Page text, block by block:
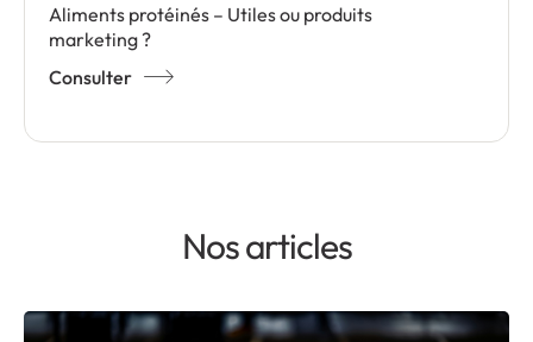
Aliments protéinés – Utiles ou produits
marketing ?
Consulter
Nos articles